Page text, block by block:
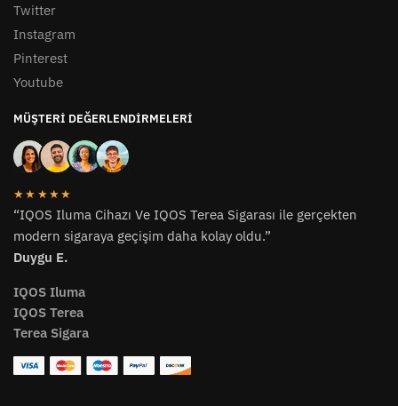
Twitter
Instagram
Pinterest
Youtube
MÜŞTERI DEĞERLENDIRMELERI
★★★★★
“IQOS Iluma Cihazı Ve IQOS Terea Sigarası ile gerçekten
modern sigaraya geçişim daha kolay oldu.”
Duygu E.
IQOS Iluma
IQOS Terea
Terea Sigara